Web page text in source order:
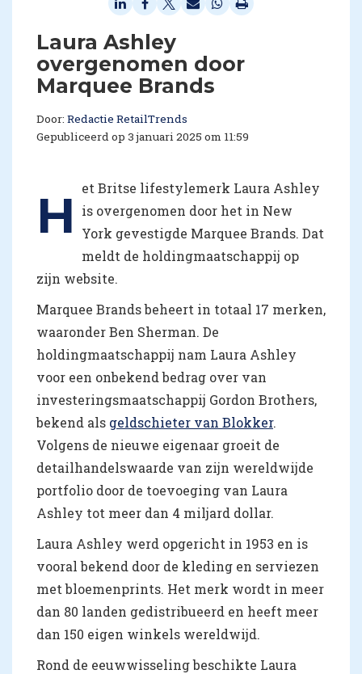
Laura Ashley
overgenomen door
Marquee Brands
Door: Redactie RetailTrends
Gepubliceerd op 3 januari 2025 om 11:59
H
et Britse lifestylemerk Laura Ashley
is overgenomen door het in New
York gevestigde Marquee Brands. Dat
meldt de holdingmaatschappij op
zijn website.
Marquee Brands beheert in totaal 17 merken,
waaronder Ben Sherman. De
holdingmaatschappij nam Laura Ashley
voor een onbekend bedrag over van
investeringsmaatschappij Gordon Brothers,
bekend als geldschieter van Blokker.
Volgens de nieuwe eigenaar groeit de
detailhandelswaarde van zijn wereldwijde
portfolio door de toevoeging van Laura
Ashley tot meer dan 4 miljard dollar.
Laura Ashley werd opgericht in 1953 en is
vooral bekend door de kleding en serviezen
met bloemenprints. Het merk wordt in meer
dan 80 landen gedistribueerd en heeft meer
dan 150 eigen winkels wereldwijd.
Rond de eeuwwisseling beschikte Laura